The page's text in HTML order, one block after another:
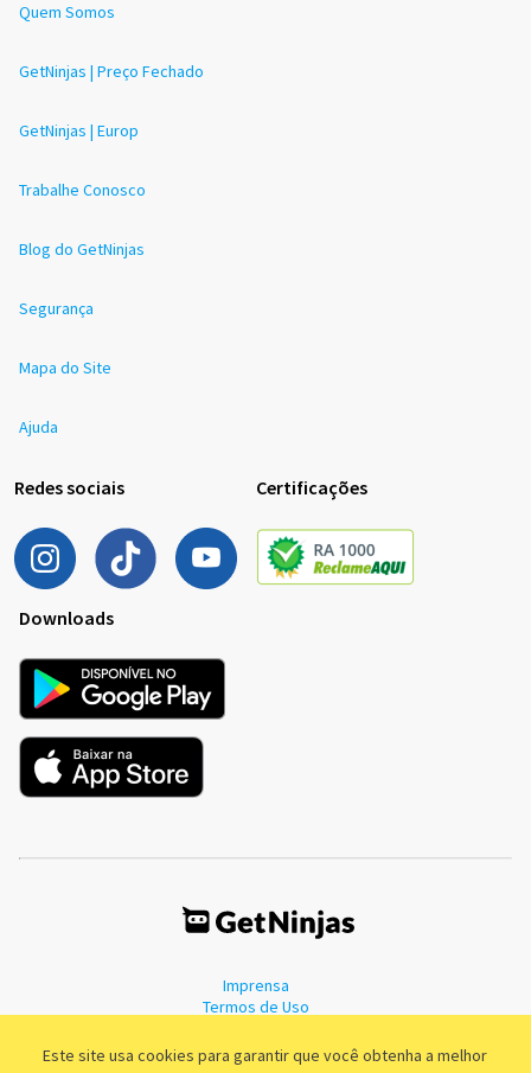
Este site usa cookies para garantir que você obtenha a melhor
Quem Somos
GetNinjas | Preço Fechado
GetNinjas | Europ
Trabalhe Conosco
Blog do GetNinjas
Segurança
Mapa do Site
Ajuda
Redes sociais Certificações
Downloads
Imprensa
Termos de Uso